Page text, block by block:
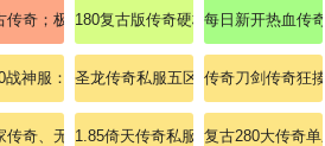
中的地狱挑战
传奇；极度寂寞拍卖光芒护腕(诅咒)
180复古版传奇硬核教学：道士英雄
每日新开热血传
之怒，心法突破，巅峰对决，荣耀重启！
战神服：开天斩惊现，皇城对决重掀血雨腥风
圣龙传奇私服五区火爆：圣龙觉醒
传奇刀剑传奇狂
相送，上线即送元宝，传奇之旅轻松起航！
传奇、无限连击搭配烈火剑法，横扫玛法大陆
1.85倚天传奇私服: 依据经典，倚天
复古280大传奇